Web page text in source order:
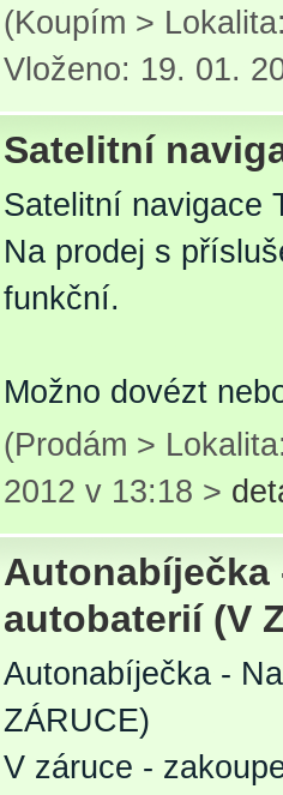
(Koupím >
Vloženo: 19. 01.
Satelitní
Satelitní navigace
Na prodej s
funkční.
Možno dovézt
(Prodám >
2012 v 13:18 >
Autonabíječka
autobaterií (V
Autonabíječka -
ZÁRUCE)
V záruce -